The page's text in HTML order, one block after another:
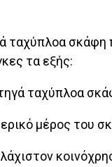
ταχύπλοα σκάφη
τα εξής:
ταχύπλοα
μέρος του